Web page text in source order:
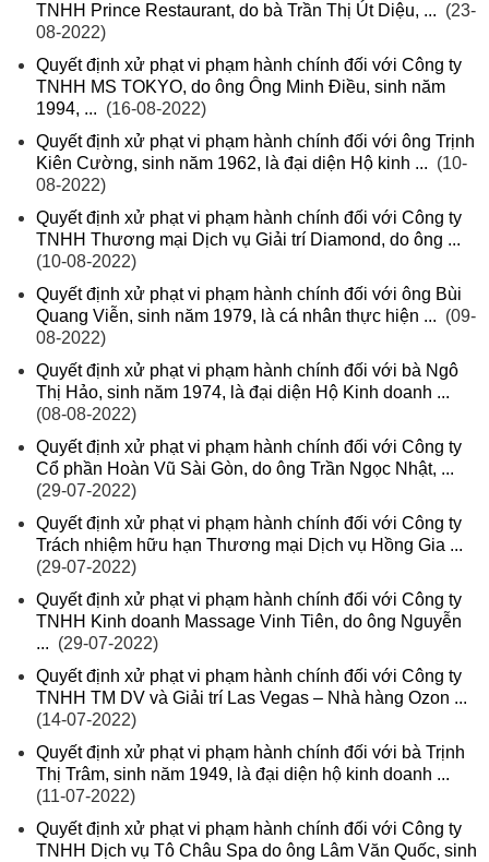
TNHH Prince Restaurant, do bà Trần Thị Út Diệu, ... (23-
08-2022)
Quyết định xử phạt vi phạm hành chính đối với Công ty
TNHH MS TOKYO, do ông Ông Minh Điều, sinh năm
1994, ... (16-08-2022)
Quyết định xử phạt vi phạm hành chính đối với ông Trịnh
Kiên Cường, sinh năm 1962, là đại diện Hộ kinh ... (10-
08-2022)
Quyết định xử phạt vi phạm hành chính đối với Công ty
TNHH Thương mại Dịch vụ Giải trí Diamond, do ông ...
(10-08-2022)
Quyết định xử phạt vi phạm hành chính đối với ông Bùi
Quang Viễn, sinh năm 1979, là cá nhân thực hiện ... (09-
08-2022)
Quyết định xử phạt vi phạm hành chính đối với bà Ngô
Thị Hảo, sinh năm 1974, là đại diện Hộ Kinh doanh ...
(08-08-2022)
Quyết định xử phạt vi phạm hành chính đối với Công ty
Cổ phần Hoàn Vũ Sài Gòn, do ông Trần Ngọc Nhật, ...
(29-07-2022)
Quyết định xử phạt vi phạm hành chính đối với Công ty
Trách nhiệm hữu hạn Thương mại Dịch vụ Hồng Gia ...
(29-07-2022)
Quyết định xử phạt vi phạm hành chính đối với Công ty
TNHH Kinh doanh Massage Vinh Tiên, do ông Nguyễn
... (29-07-2022)
Quyết định xử phạt vi phạm hành chính đối với Công ty
TNHH TM DV và Giải trí Las Vegas – Nhà hàng Ozon ...
(14-07-2022)
Quyết định xử phạt vi phạm hành chính đối với bà Trịnh
Thị Trâm, sinh năm 1949, là đại diện hộ kinh doanh ...
(11-07-2022)
Quyết định xử phạt vi phạm hành chính đối với Công ty
TNHH Dịch vụ Tô Châu Spa do ông Lâm Văn Quốc, sinh